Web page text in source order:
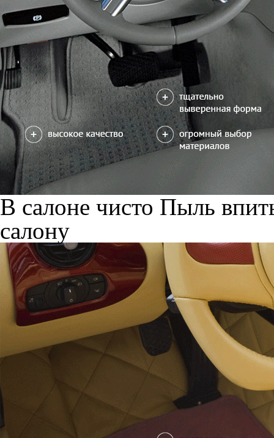
В салоне чисто Пыль
салону